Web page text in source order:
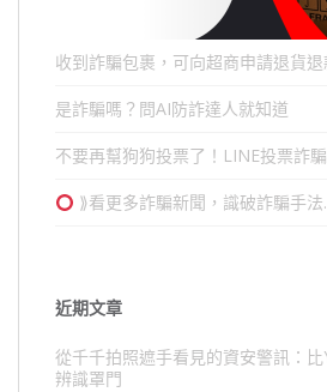
收到詐騙包裹，可向超商申請退貨退
是詐騙嗎？問AI防詐達人就知道
不要再幫狗狗投票了！LINE投票詐
⟫看更多詐騙新聞，識破詐騙手
近期文章
從千千拍照遮手看見的資安警訊：
辨識罩門